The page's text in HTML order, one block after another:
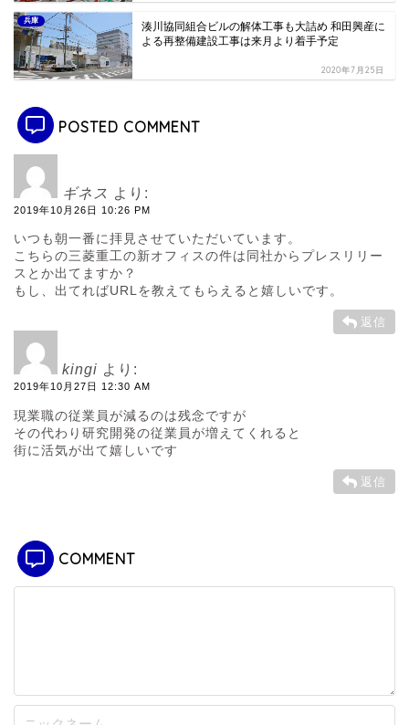
兵庫
湊川協同組合ビルの解体工事も大詰め 和田興産に
よる再整備建設工事は来月より着手予定
2020年7月25日
POSTED COMMENT
ギネス より:
2019年10月26日 10:26 PM
いつも朝一番に拝見させていただいています。
こちらの三菱重工の新オフィスの件は同社からプレスリリー
スとか出てますか？
もし、出てればURLを教えてもらえると嬉しいです。
返信
kingi より:
2019年10月27日 12:30 AM
現業職の従業員が減るのは残念ですが
その代わり研究開発の従業員が増えてくれると
街に活気が出て嬉しいです
返信
COMMENT